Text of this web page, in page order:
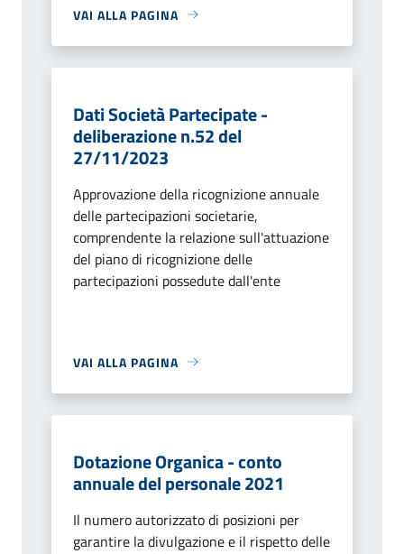
VAI ALLA PAGINA
Dati Società Partecipate -
deliberazione n.52 del
27/11/2023
Approvazione della ricognizione annuale
delle partecipazioni societarie,
comprendente la relazione sull'attuazione
del piano di ricognizione delle
partecipazioni possedute dall'ente
VAI ALLA PAGINA
Dotazione Organica - conto
annuale del personale 2021
Il numero autorizzato di posizioni per
garantire la divulgazione e il rispetto delle